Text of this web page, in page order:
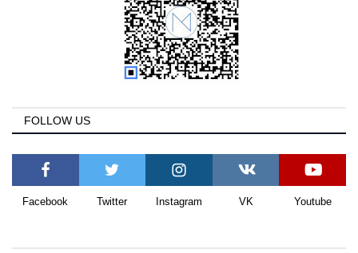
FOLLOW US
Facebook Twitter Instagram VK Youtube